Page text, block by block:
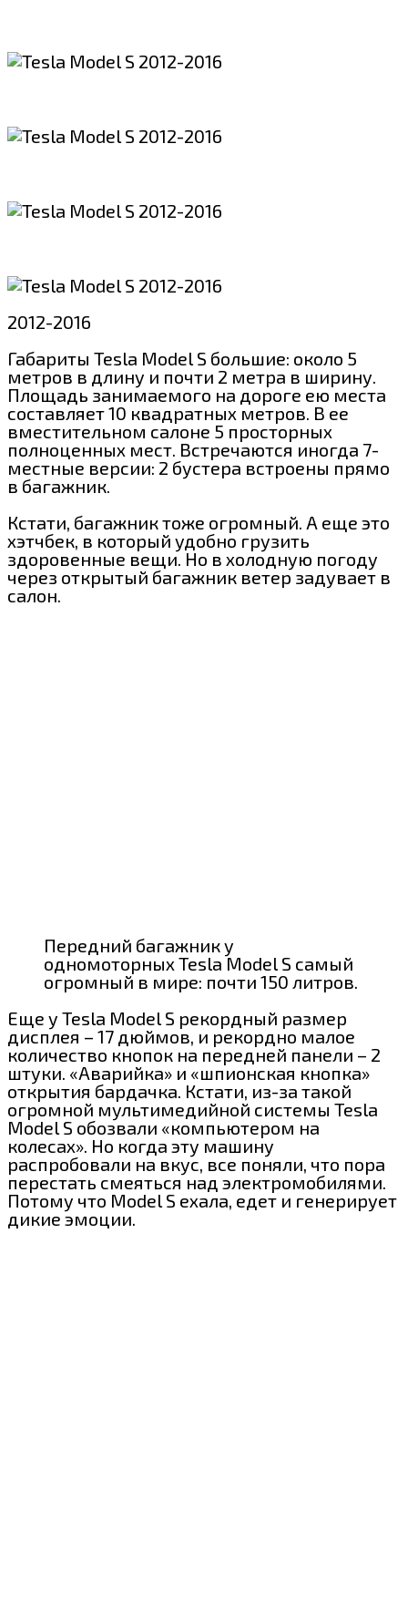
2012-2016
Габариты Tesla Model S большие: около 5
метров в длину и почти 2 метра в ширину.
Площадь занимаемого на дороге ею места
составляет 10 квадратных метров. В ее
вместительном салоне 5 просторных
полноценных мест. Встречаются иногда 7-
местные версии: 2 буcтера встроены прямо
в багажник.
Кстати, багажник тоже огромный. А еще это
хэтчбек, в который удобно грузить
здоровенные вещи. Но в холодную погоду
через открытый багажник ветер задувает в
салон.
Передний багажник у
одномоторных Tesla Model S самый
огромный в мире: почти 150 литров.
Еще у Tesla Model S рекордный размер
дисплея – 17 дюймов, и рекордно малое
количество кнопок на передней панели – 2
штуки. «Аварийка» и «шпионская кнопка»
открытия бардачка. Кстати, из-за такой
огромной мультимедийной системы Tesla
Model S обозвали «компьютером на
колесах». Но когда эту машину
распробовали на вкус, все поняли, что пора
перестать смеяться над электромобилями.
Потому что Model S ехала, едет и генерирует
дикие эмоции.